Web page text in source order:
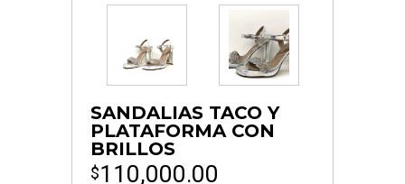
SANDALIAS TACO Y
PLATAFORMA CON
BRILLOS
$110,000.00